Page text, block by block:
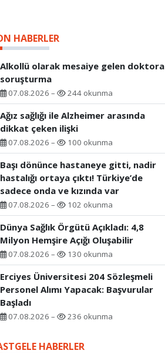
HABERLER
Alkollü olarak mesaiye gelen doktora
soruşturma
07.08.2026 – 244 okunma
Ağız sağlığı ile Alzheimer arasında
dikkat çeken ilişki
07.08.2026 – 100 okunma
Başı dönünce hastaneye gitti, nadir
hastalığı ortaya çıktı! Türkiye’de
sadece onda ve kızında var
07.08.2026 – 102 okunma
Dünya Sağlık Örgütü Açıkladı: 4,8
Milyon Hemşire Açığı Oluşabilir
07.08.2026 – 130 okunma
Erciyes Üniversitesi 204 Sözleşmeli
Personel Alımı Yapacak: Başvurular
Başladı
07.08.2026 – 236 okunma
HABERLER